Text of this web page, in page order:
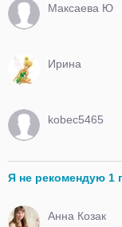
Максаева Ю
Ирина
kobec5465
Я не рекомендую 1
Анна Козак